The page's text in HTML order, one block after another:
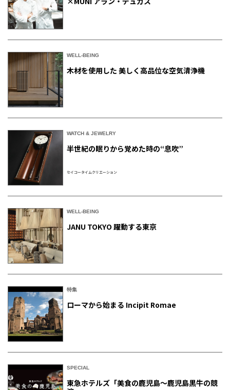
WELL-BEING
木材を使用した 美しく高品位な空気清浄機
WATCH & JEWELRY
半世紀の眠りから覚めた時の“息吹”
セイコータイムクリエーション
WELL-BEING
JANU TOKYO 躍動する東京
特集
ローマから始まる Incipit Romae
SPECIAL
東急ホテルズ「美食の鹿児島～鹿児島黒牛の競